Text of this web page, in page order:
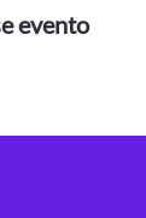
evento